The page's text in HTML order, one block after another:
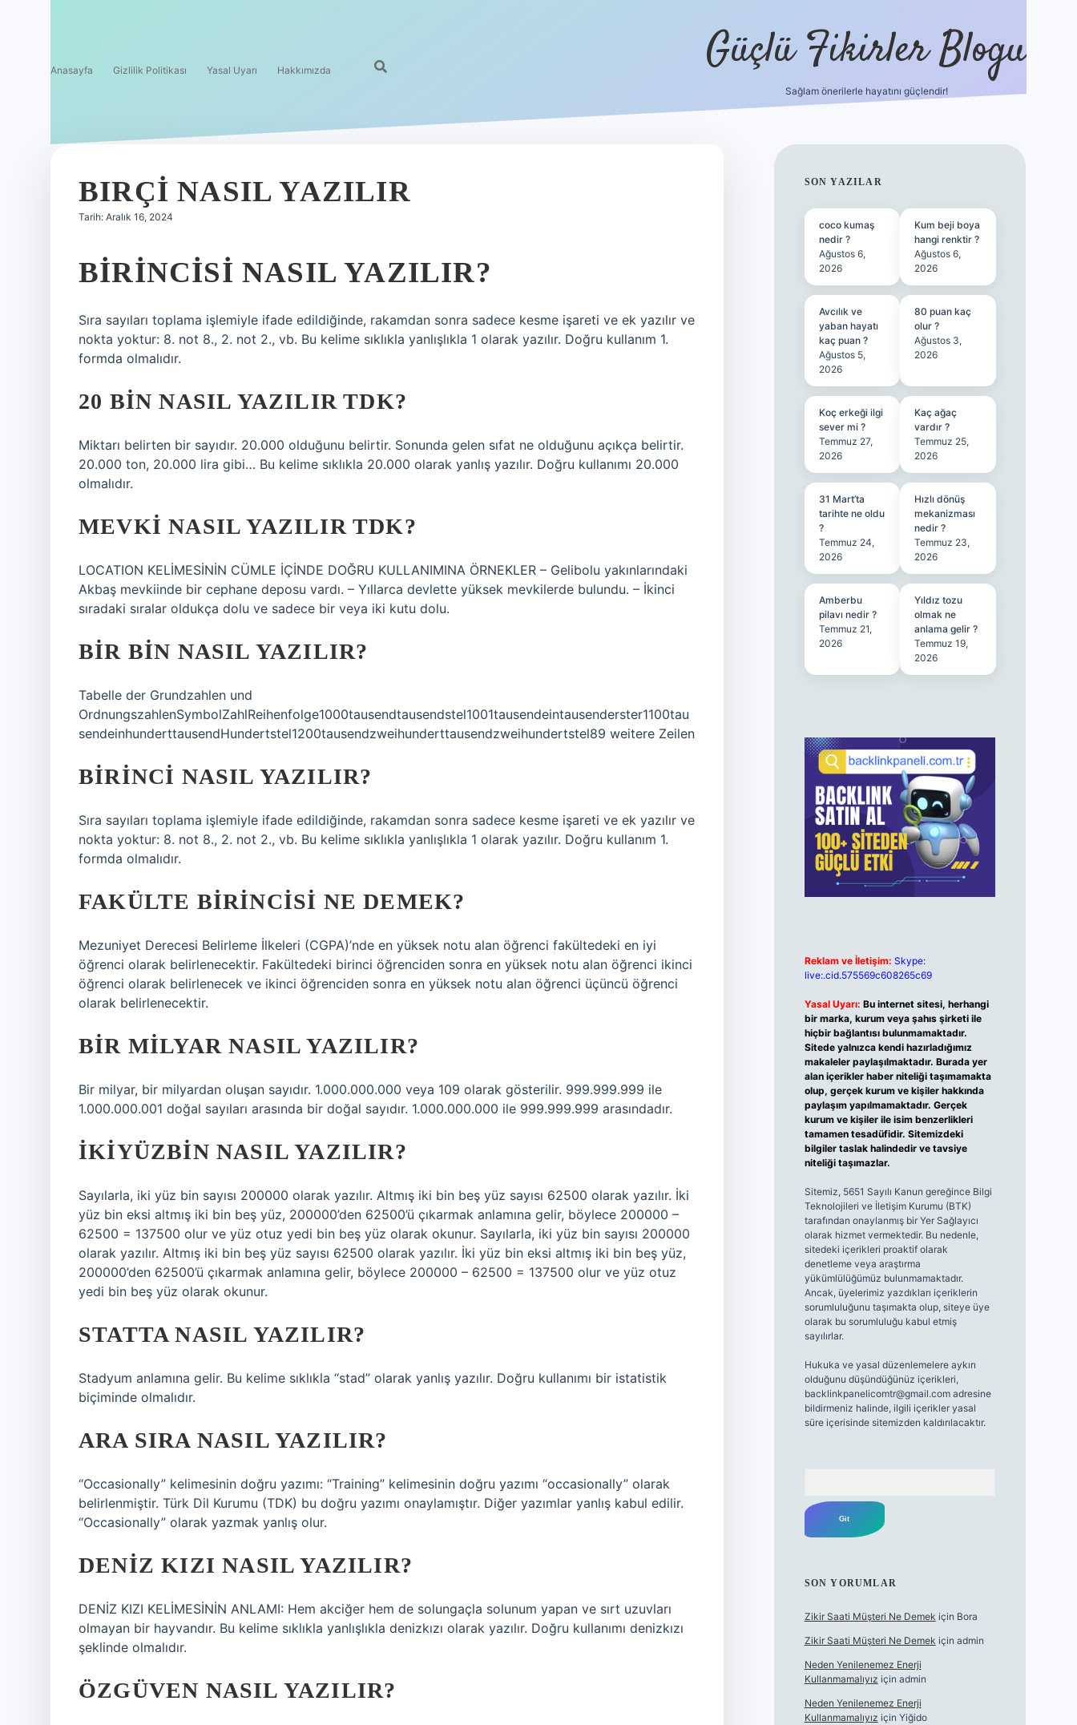
Anasayfa Gizlilik Politikası Yasal Uyarı Hakkımızda Güçlü Fikirler Blogu
Sağlam önerilerle hayatını güçlendir!
BIRÇI NASIL YAZILIR
Tarih: Aralık 16, 2024
BIRINCISI NASIL YAZILIR?
Sıra sayıları toplama işlemiyle ifade edildiğinde, rakamdan sonra sadece kesme işareti ve ek yazılır ve
nokta yoktur: 8. not 8., 2. not 2., vb. Bu kelime sıklıkla yanlışlıkla 1 olarak yazılır. Doğru kullanım 1.
formda olmalıdır.
20 BIN NASIL YAZILIR TDK?
Miktarı belirten bir sayıdır. 20.000 olduğunu belirtir. Sonunda gelen sıfat ne olduğunu açıkça belirtir.
20.000 ton, 20.000 lira gibi… Bu kelime sıklıkla 20.000 olarak yanlış yazılır. Doğru kullanımı 20.000
olmalıdır.
MEVKI NASIL YAZILIR TDK?
LOCATION KELİMESİNİN CÜMLE İÇİNDE DOĞRU KULLANIMINA ÖRNEKLER – Gelibolu yakınlarındaki
Akbaş mevkiinde bir cephane deposu vardı. – Yıllarca devlette yüksek mevkilerde bulundu. – İkinci
sıradaki sıralar oldukça dolu ve sadece bir veya iki kutu dolu.
BIR BIN NASIL YAZILIR?
Tabelle der Grundzahlen und
OrdnungszahlenSymbolZahlReihenfolge1000tausendtausendstel1001tausendeintausenderster1100tau
sendeinhunderttausendHundertstel1200tausendzweihunderttausendzweihundertstel89 weitere Zeilen
BIRINCI NASIL YAZILIR?
Sıra sayıları toplama işlemiyle ifade edildiğinde, rakamdan sonra sadece kesme işareti ve ek yazılır ve
nokta yoktur: 8. not 8., 2. not 2., vb. Bu kelime sıklıkla yanlışlıkla 1 olarak yazılır. Doğru kullanım 1.
formda olmalıdır.
FAKÜLTE BIRINCISI NE DEMEK?
Mezuniyet Derecesi Belirleme İlkeleri (CGPA)’nde en yüksek notu alan öğrenci fakültedeki en iyi
öğrenci olarak belirlenecektir. Fakültedeki birinci öğrenciden sonra en yüksek notu alan öğrenci ikinci
öğrenci olarak belirlenecek ve ikinci öğrenciden sonra en yüksek notu alan öğrenci üçüncü öğrenci
olarak belirlenecektir.
BIR MILYAR NASIL YAZILIR?
Bir milyar, bir milyardan oluşan sayıdır. 1.000.000.000 veya 109 olarak gösterilir. 999.999.999 ile
1.000.000.001 doğal sayıları arasında bir doğal sayıdır. 1.000.000.000 ile 999.999.999 arasındadır.
İKIYÜZBIN NASIL YAZILIR?
Sayılarla, iki yüz bin sayısı 200000 olarak yazılır. Altmış iki bin beş yüz sayısı 62500 olarak yazılır. İki
yüz bin eksi altmış iki bin beş yüz, 200000’den 62500’ü çıkarmak anlamına gelir, böylece 200000 –
62500 = 137500 olur ve yüz otuz yedi bin beş yüz olarak okunur. Sayılarla, iki yüz bin sayısı 200000
olarak yazılır. Altmış iki bin beş yüz sayısı 62500 olarak yazılır. İki yüz bin eksi altmış iki bin beş yüz,
200000’den 62500’ü çıkarmak anlamına gelir, böylece 200000 – 62500 = 137500 olur ve yüz otuz
yedi bin beş yüz olarak okunur.
STATTA NASIL YAZILIR?
Stadyum anlamına gelir. Bu kelime sıklıkla “stad” olarak yanlış yazılır. Doğru kullanımı bir istatistik
biçiminde olmalıdır.
ARA SIRA NASIL YAZILIR?
“Occasionally” kelimesinin doğru yazımı: “Training” kelimesinin doğru yazımı “occasionally” olarak
belirlenmiştir. Türk Dil Kurumu (TDK) bu doğru yazımı onaylamıştır. Diğer yazımlar yanlış kabul edilir.
“Occasionally” olarak yazmak yanlış olur.
DENIZ KIZI NASIL YAZILIR?
DENİZ KIZI KELİMESİNİN ANLAMI: Hem akciğer hem de solungaçla solunum yapan ve sırt uzuvları
olmayan bir hayvandır. Bu kelime sıklıkla yanlışlıkla denizkızı olarak yazılır. Doğru kullanımı denizkızı
şeklinde olmalıdır.
ÖZGÜVEN NASIL YAZILIR?
SIDEBAR
SON YAZILAR
coco kumaş
nedir ?
Ağustos 6,
2026
Kum beji boya
hangi renktir ?
Ağustos 6,
2026
Avcılık ve
yaban hayatı
kaç puan ?
Ağustos 5,
2026
80 puan kaç
olur ?
Ağustos 3,
2026
Koç erkeği ilgi
sever mi ?
Temmuz 27,
2026
Kaç ağaç
vardır ?
Temmuz 25,
2026
31 Mart’ta
tarihte ne oldu
?
Temmuz 24,
2026
Hızlı dönüş
mekanizması
nedir ?
Temmuz 23,
2026
Amberbu
pilavı nedir ?
Temmuz 21,
2026
Yıldız tozu
olmak ne
anlama gelir ?
Temmuz 19,
2026
Reklam ve İletişim: Skype:
live:.cid.575569c608265c69
Yasal Uyarı: Bu internet sitesi, herhangi
bir marka, kurum veya şahıs şirketi ile
hiçbir bağlantısı bulunmamaktadır.
Sitede yalnızca kendi hazırladığımız
makaleler paylaşılmaktadır. Burada yer
alan içerikler haber niteliği taşımamakta
olup, gerçek kurum ve kişiler hakkında
paylaşım yapılmamaktadır. Gerçek
kurum ve kişiler ile isim benzerlikleri
tamamen tesadüfidir. Sitemizdeki
bilgiler taslak halindedir ve tavsiye
niteliği taşımazlar.
Sitemiz, 5651 Sayılı Kanun gereğince Bilgi
Teknolojileri ve İletişim Kurumu (BTK)
tarafından onaylanmış bir Yer Sağlayıcı
olarak hizmet vermektedir. Bu nedenle,
sitedeki içerikleri proaktif olarak
denetleme veya araştırma
yükümlülüğümüz bulunmamaktadır.
Ancak, üyelerimiz yazdıkları içeriklerin
sorumluluğunu taşımakta olup, siteye üye
olarak bu sorumluluğu kabul etmiş
sayılırlar.
Hukuka ve yasal düzenlemelere aykırı
olduğunu düşündüğünüz içerikleri,
backlinkpanelicomtr@gmail.comadresine
bildirmeniz halinde, ilgili içerikler yasal
süre içerisinde sitemizden kaldırılacaktır.
SON YORUMLAR
Zikir Saati Müşteri Ne Demek için Bora
Zikir Saati Müşteri Ne Demek için admin
Neden Yenilenemez Enerji
Kullanmamalıyız için admin
Neden Yenilenemez Enerji
Kullanmamalıyız için Yiğido
ilbet bahis sitesi